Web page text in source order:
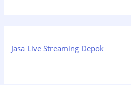
Jasa Live Streaming Depok